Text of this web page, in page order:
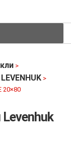
>
>
20×80